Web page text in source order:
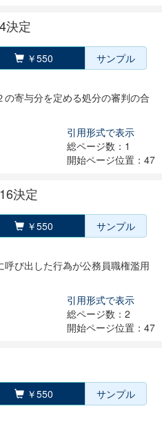
決定
￥550 サンプル
寄与分を定める処分の審判の合
引用形式で表示
総ページ数：1
開始ページ位置：47
決定
￥550 サンプル
び出した行為が公務員職権濫用
引用形式で表示
総ページ数：2
開始ページ位置：47
￥550 サンプル